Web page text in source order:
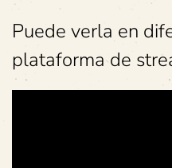
Puede verla en
plataforma de